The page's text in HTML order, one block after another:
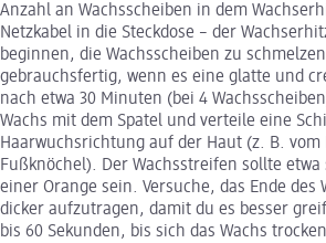
Anzahl an Wachsscheiben in dem
Netzkabel in die Steckdose – der
beginnen, die Wachsscheiben zu
gebrauchsfertig, wenn es eine glatte und
nach etwa 30 Minuten (bei 4
Wachs mit dem Spatel und verteile eine
Haarwuchsrichtung auf der Haut (z. B. vom
Fußknöchel). Der Wachsstreifen sollte etwa
einer Orange sein. Versuche, das Ende des
dicker aufzutragen, damit du es besser
bis 60 Sekunden, bis sich das Wachs